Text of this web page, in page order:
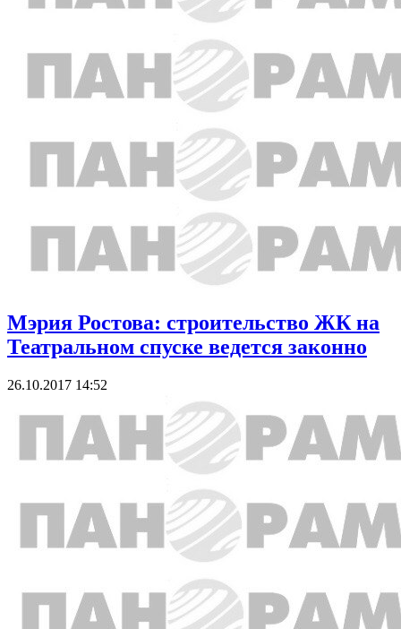
Мэрия Ростова: строительство ЖК на
Театральном спуске ведется законно
26.10.2017 14:52